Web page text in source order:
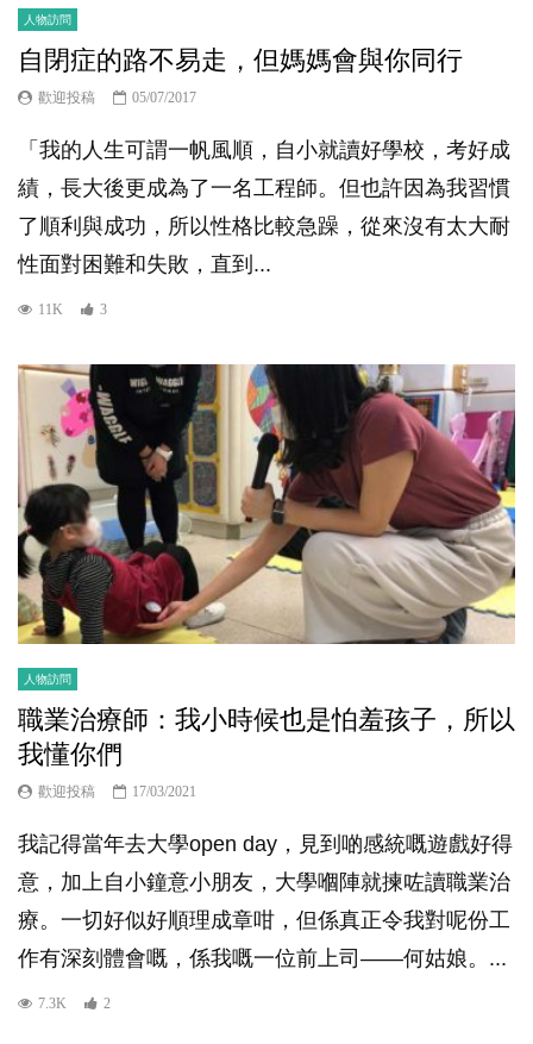
人物訪問
自閉症的路不易走，但媽媽會與你同行
歡迎投稿 05/07/2017
「我的人生可謂一帆風順，自小就讀好學校，考好成
績，長大後更成為了一名工程師。但也許因為我習慣
了順利與成功，所以性格比較急躁，從來沒有太大耐
性面對困難和失敗，直到...
11K 3
人物訪問
職業治療師：我小時候也是怕羞孩子，所以
我懂你們
歡迎投稿 17/03/2021
我記得當年去大學open day，見到啲感統嘅遊戲好得
意，加上自小鐘意小朋友，大學嗰陣就揀咗讀職業治
療。一切好似好順理成章咁，但係真正令我對呢份工
作有深刻體會嘅，係我嘅一位前上司——何姑娘。...
7.3K 2